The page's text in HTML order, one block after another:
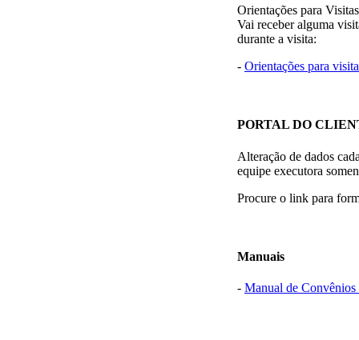
Orientações para
Vai receber alguma
durante a visita:
- Orientações para
PORTAL DO
Alteração de dados
equipe executora
Procure o link para
Manuais
- Manual de Convênios